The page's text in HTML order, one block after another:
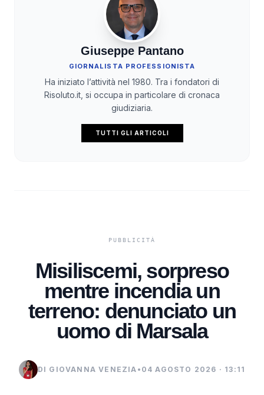
Giuseppe Pantano
GIORNALISTA PROFESSIONISTA
Ha iniziato l’attività nel 1980. Tra i fondatori di
Risoluto.it, si occupa in particolare di cronaca
giudiziaria.
TUTTI GLI ARTICOLI
Misiliscemi, sorpreso
mentre incendia un
terreno: denunciato un
uomo di Marsala
DI GIOVANNA VENEZIA • 04 AGOSTO 2026 · 13:11